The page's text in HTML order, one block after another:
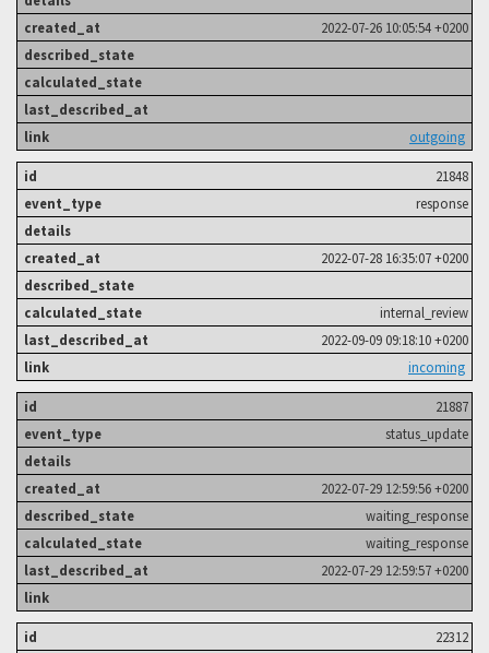
2022-07-26 10:05:54 +0200
outgoing
21848
response
2022-07-28 16:35:07 +0200
internal_review
2022-09-09 09:18:10 +0200
incoming
21887
status_update
2022-07-29 12:59:56 +0200
waiting_response
waiting_response
2022-07-29 12:59:57 +0200
22312